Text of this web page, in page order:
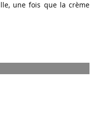
une fois que la crème